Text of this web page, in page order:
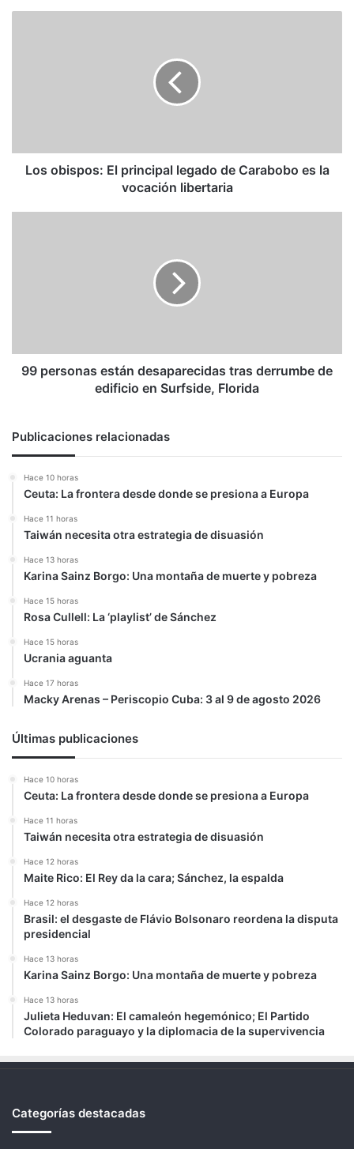
la
vocación
Los obispos: El principal legado de Carabobo es la
vocación libertaria
en
Surfside,
99 personas están desaparecidas tras derrumbe de
edificio en Surfside, Florida
Publicaciones relacionadas
Hace 10 horas
Ceuta: La frontera desde donde se presiona a Europa
Hace 11 horas
Taiwán necesita otra estrategia de disuasión
Hace 13 horas
Karina Sainz Borgo: Una montaña de muerte y pobreza
Hace 15 horas
Rosa Cullell: La ‘playlist’ de Sánchez
Hace 15 horas
Ucrania aguanta
Hace 17 horas
Macky Arenas – Periscopio Cuba: 3 al 9 de agosto 2026
Últimas publicaciones
Hace 10 horas
Ceuta: La frontera desde donde se presiona a Europa
Hace 11 horas
Taiwán necesita otra estrategia de disuasión
Hace 12 horas
Maite Rico: El Rey da la cara; Sánchez, la espalda
Hace 12 horas
Brasil: el desgaste de Flávio Bolsonaro reordena la disputa
presidencial
Hace 13 horas
Karina Sainz Borgo: Una montaña de muerte y pobreza
Hace 13 horas
Julieta Heduvan: El camaleón hegemónico; El Partido
Colorado paraguayo y la diplomacia de la supervivencia
Categorías destacadas